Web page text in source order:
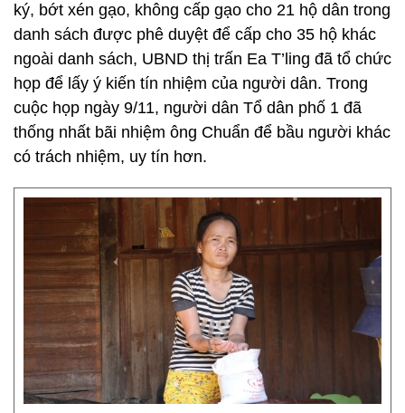
ký, bớt xén gạo, không cấp gạo cho 21 hộ dân trong
danh sách được phê duyệt để cấp cho 35 hộ khác
ngoài danh sách, UBND thị trấn Ea T’ling đã tổ chức
họp để lấy ý kiến tín nhiệm của người dân. Trong
cuộc họp ngày 9/11, người dân Tổ dân phố 1 đã
thống nhất bãi nhiệm ông Chuẩn để bầu người khác
có trách nhiệm, uy tín hơn.